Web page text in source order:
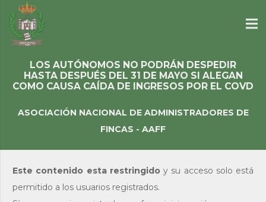
LOS AUTÓNOMOS NO PODRÁN DESPEDIR
HASTA DESPUÉS DEL 31 DE MAYO SI ALEGAN
COMO CAUSA CAÍDA DE INGRESOS POR EL COVD
ASOCIACIÓN NACIONAL DE ADMINISTRADORES DE
FINCAS - AAFF
Este contenido esta restringido y su acceso solo está
permitido a los usuarios registrados.